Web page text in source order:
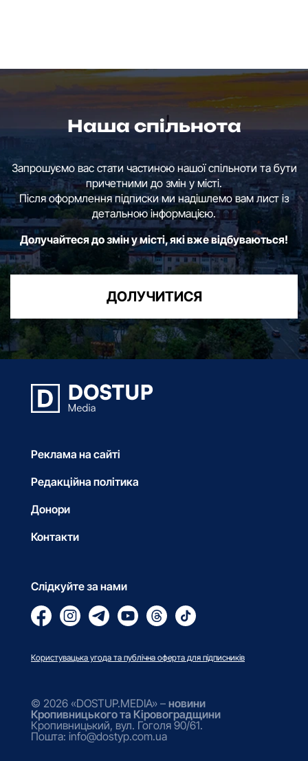
Наша спільнота
Запрошуємо вас стати частиною нашої спільноти та бути
причетними до змін у місті.
Після оформлення підписки ми надішлемо вам лист із
детальною інформацією.
Долучайтеся до змін у місті, які вже відбуваються!
ДОЛУЧИТИСЯ
Реклама на сайті
Редакційна політика
Донори
Контакти
Слідкуйте за нами
Користувацька угода та публічна оферта для підписників
© 2026 «DOSTUP.MEDIA» – новини
Кропивницького та Кіровоградщини
Кропивницький, вул. Гоголя 90/61.
Пошта: info@dostyp.com.ua